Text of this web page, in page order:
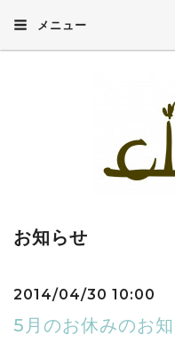
メニュー
お知らせ
2014/04/30 10:00
5月のお休みのお